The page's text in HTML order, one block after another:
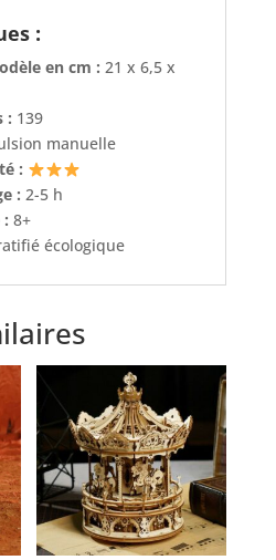
:
en cm : 21 x 6,5 x
: 139
manuelle
:
: 2-5 h
8+
écologique